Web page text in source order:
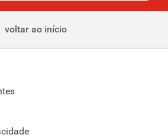
voltar ao início